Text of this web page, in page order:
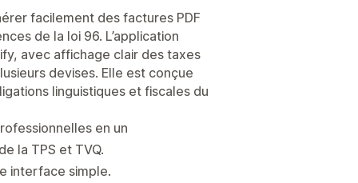
facilement des factures PDF
de la loi 96. L’application
avec affichage clair des taxes
devises. Elle est conçue
linguistiques et fiscales du
en un
la TPS et TVQ.
interface simple.